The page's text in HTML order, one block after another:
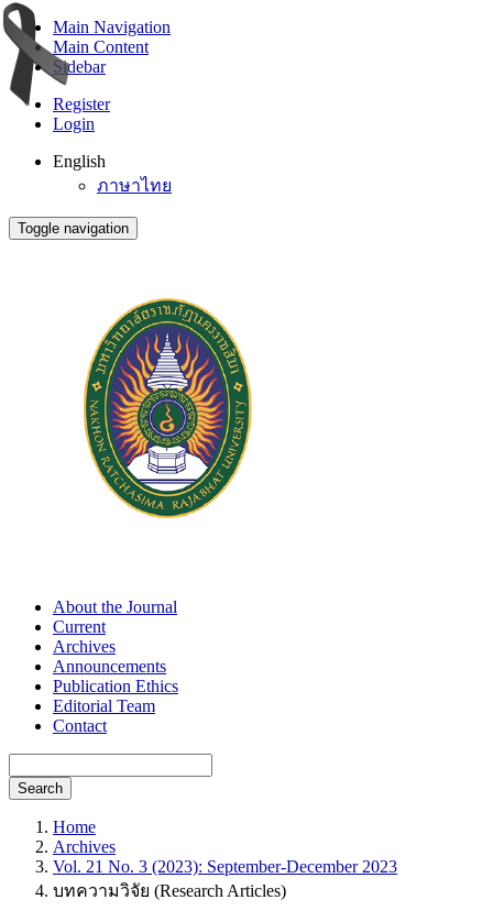
Main Navigation
Main Content
Sidebar
Register
Login
English
ภาษาไทย
Toggle navigation
About the Journal
Current
Archives
Announcements
Publication Ethics
Editorial Team
Contact
Search
Home
Archives
Vol. 21 No. 3 (2023): September-December 2023
บทความวิจัย (Research Articles)